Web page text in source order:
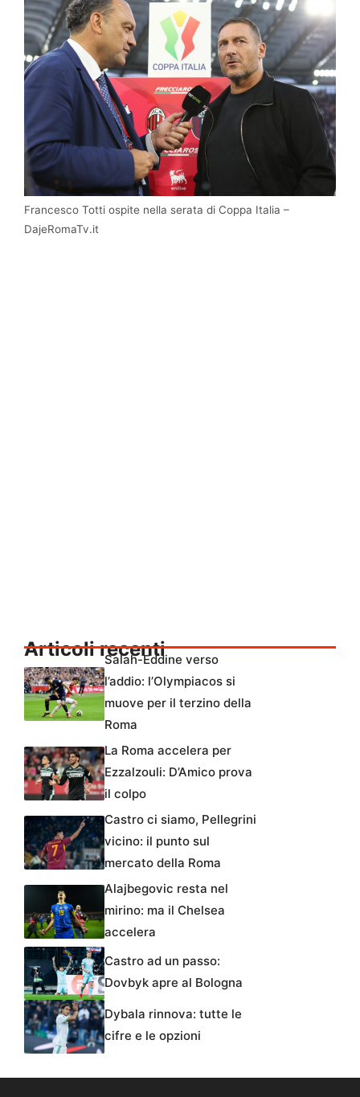
Francesco Totti ospite nella serata di Coppa Italia –
DajeRomaTv.it
Articoli recenti
Salah-Eddine verso
l’addio: l’Olympiacos si
muove per il terzino della
Roma
La Roma accelera per
Ezzalzouli: D’Amico prova
il colpo
Castro ci siamo, Pellegrini
vicino: il punto sul
mercato della Roma
Alajbegovic resta nel
mirino: ma il Chelsea
accelera
Castro ad un passo:
Dovbyk apre al Bologna
Dybala rinnova: tutte le
cifre e le opzioni